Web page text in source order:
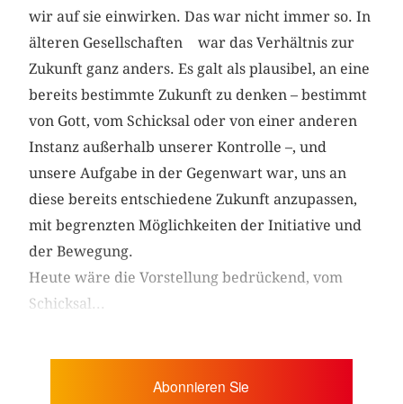
wir auf sie einwirken. Das war nicht immer so. In
älteren Gesellschaften war das Verhältnis zur
Zukunft ganz anders. Es galt als plausibel, an eine
bereits bestimmte Zukunft zu denken – bestimmt
von Gott, vom Schicksal oder von einer anderen
Instanz außerhalb unserer Kontrolle –, und
unsere Aufgabe in der Gegenwart war, uns an
diese bereits entschiedene Zukunft anzupassen,
mit begrenzten Möglich­keiten der Initiative und
der Bewegung.
Heute wäre die Vorstellung bedrückend, vom
Schicksal...
Abonnieren Sie